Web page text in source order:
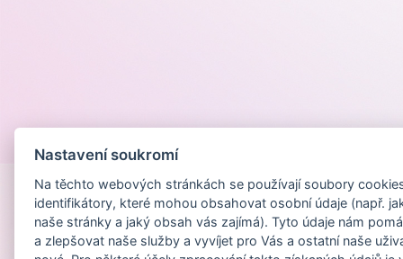
Nastavení soukromí
Na těchto webových stránkách se používají soubory
identifikátory, které mohou obsahovat osobní údaje (např.
naše stránky a jaký obsah vás zajímá). Tyto údaje nám
a zlepšovat naše služby a vyvíjet pro Vás a ostatní naše